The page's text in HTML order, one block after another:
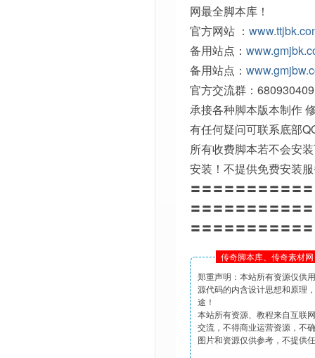
网最全脚本库！
官方网站 ：
备用站点：
备用站点：
官方交流群：680930409
承接各种脚本版本制作
有任何疑问可联系底部
所有收费脚本若不会安
安装！不提供免费安装
〓〓〓〓〓〓〓〓〓〓
〓〓〓〓〓〓〓〓〓〓
〓〓〓〓〓〓〓〓〓〓
传奇脚本库、传奇素材
郑重声明：本站所有资源仅供
源代码的内含设计思想和原理
途！
本站所有资源、教程来自互联
交流，不得商业运营资源，不
图片和资源仅供参考，不提供